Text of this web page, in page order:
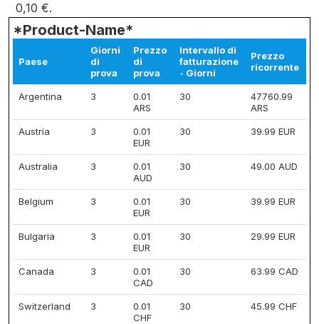
0,10 €.
*Product-Name*
Paese
Giorni
di
prova
Prezzo
di
prova
Intervallo di
fatturazione
- Giorni
Prezzo
ricorrente
Argentina 3
0.01
ARS
30
47760.99
ARS
Austria 3
0.01
EUR
30 39.99 EUR
Australia 3
0.01
AUD
30 49.00 AUD
Belgium 3
0.01
EUR
30 39.99 EUR
Bulgaria 3
0.01
EUR
30 29.99 EUR
Canada 3
0.01
CAD
30 63.99 CAD
Switzerland 3
0.01
CHF
30 45.99 CHF